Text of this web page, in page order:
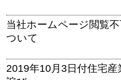
当社ホームページ閲覧
ついて
2019年10月3日付住宅